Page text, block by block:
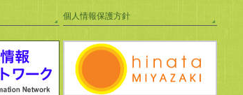
個人情報保護方針